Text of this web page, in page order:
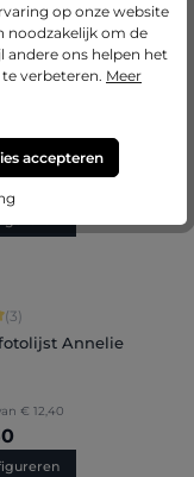
waardering van 5 van 5
(21)
fotolijst Mika
€ 17,25
waardering van 5 van 5
(3)
Annelie
€ 12,40
op onze website
noodzakelijk om de
ons helpen het
verbeteren. Meer
accepteren